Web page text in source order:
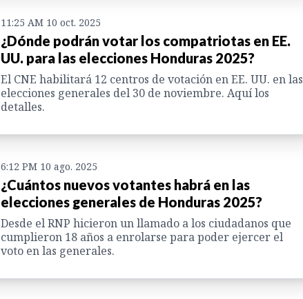
11:25 AM 10 oct. 2025
¿Dónde podrán votar los compatriotas en EE.
UU. para las elecciones Honduras 2025?
El CNE habilitará 12 centros de votación en EE. UU. en las
elecciones generales del 30 de noviembre. Aquí los
detalles.
6:12 PM 10 ago. 2025
¿Cuántos nuevos votantes habrá en las
elecciones generales de Honduras 2025?
Desde el RNP hicieron un llamado a los ciudadanos que
cumplieron 18 años a enrolarse para poder ejercer el
voto en las generales.